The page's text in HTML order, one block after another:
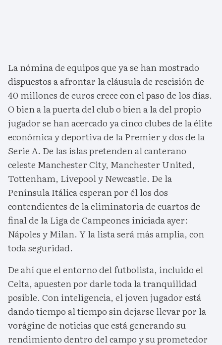
La nómina de equipos que ya se han mostrado
dispuestos a afrontar la cláusula de rescisión de
40 millones de euros crece con el paso de los días.
O bien a la puerta del club o bien a la del propio
jugador se han acercado ya cinco clubes de la élite
económica y deportiva de la Premier y dos de la
Serie A. De las islas pretenden al canterano
celeste Manchester City, Manchester United,
Tottenham, Livepool y Newcastle. De la
Península Itálica esperan por él los dos
contendientes de la eliminatoria de cuartos de
final de la Liga de Campeones iniciada ayer:
Nápoles y Milan. Y la lista será más amplia, con
toda seguridad.
De ahí que el entorno del futbolista, incluido el
Celta, apuesten por darle toda la tranquilidad
posible. Con inteligencia, el joven jugador está
dando tiempo al tiempo sin dejarse llevar por la
vorágine de noticias que está generando su
rendimiento dentro del campo y su prometedor